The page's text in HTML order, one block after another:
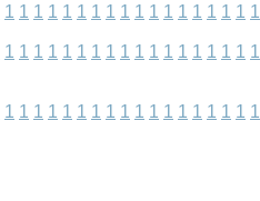
1 1 1 1 1 1 1 1 1 1 1 1 1 1 1 1 1 1
1 1 1 1 1 1 1 1 1 1 1 1 1 1 1 1 1 1
1 1 1 1 1 1 1 1 1 1 1 1 1 1 1 1 1 1